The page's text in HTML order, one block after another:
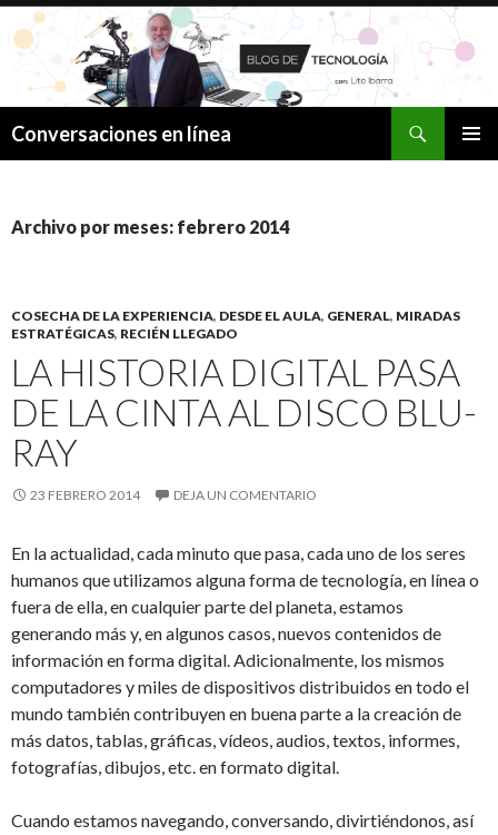
Conversaciones en línea
Archivo por meses: febrero 2014
COSECHA DE LA EXPERIENCIA, DESDE EL AULA, GENERAL, MIRADAS
ESTRATÉGICAS, RECIÉN LLEGADO
LA HISTORIA DIGITAL PASA
DE LA CINTA AL DISCO BLU-
RAY
23 FEBRERO 2014 DEJA UN COMENTARIO
En la actualidad, cada minuto que pasa, cada uno de los seres
humanos que utilizamos alguna forma de tecnología, en línea o
fuera de ella, en cualquier parte del planeta, estamos
generando más y, en algunos casos, nuevos contenidos de
información en forma digital. Adicionalmente, los mismos
computadores y miles de dispositivos distribuidos en todo el
mundo también contribuyen en buena parte a la creación de
más datos, tablas, gráficas, vídeos, audios, textos, informes,
fotografías, dibujos, etc. en formato digital.
Cuando estamos navegando, conversando, divirtiéndonos, así